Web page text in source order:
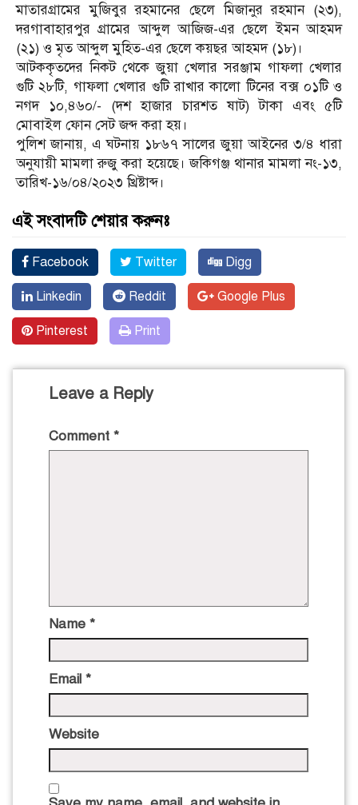
মাতারগ্রামের মুজিবুর রহমানের ছেলে মিজানুর রহমান (২৩),
দরগাবাহারপুর গ্রামের আব্দুল আজিজ-এর ছেলে ইমন আহমদ
(২১) ও মৃত আব্দুল মুহিত-এর ছেলে কয়ছর আহমদ (১৮)।
আটককৃতদের নিকট থেকে জুয়া খেলার সরঞ্জাম গাফলা খেলার
গুটি ২৮টি, গাফলা খেলার গুটি রাখার কালো টিনের বক্স ০১টি ও
নগদ ১০,৪৬০/- (দশ হাজার চারশত ষাট) টাকা এবং ৫টি
মোবাইল ফোন সেট জব্দ করা হয়।
পুলিশ জানায়, এ ঘটনায় ১৮৬৭ সালের জুয়া আইনের ৩/৪ ধারা
অনুযায়ী মামলা রুজু করা হয়েছে। জকিগঞ্জ থানার মামলা নং-১৩,
তারিখ-১৬/০৪/২০২৩ খ্রিষ্টাব্দ।
এই সংবাদটি শেয়ার করুনঃ
Facebook Twitter Digg
Linkedin Reddit Google Plus
Pinterest Print
Leave a Reply
Comment *
Name *
Email *
Website